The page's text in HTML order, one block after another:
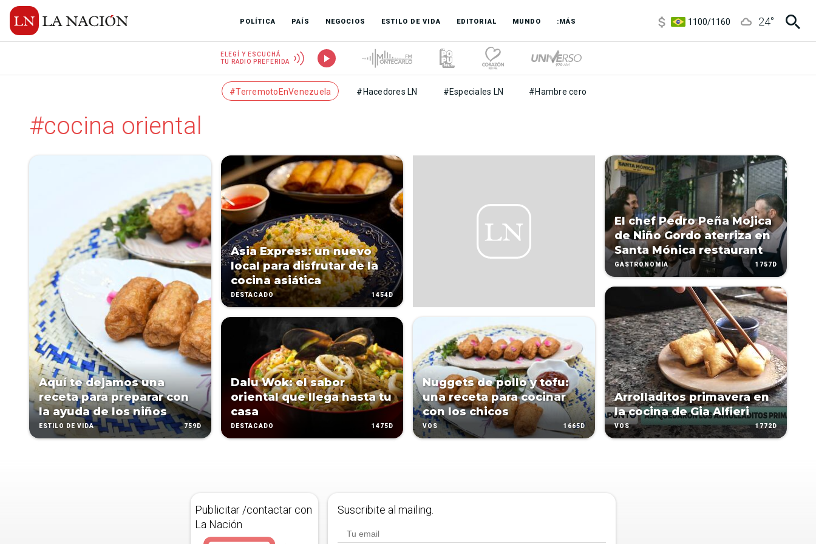
POLÍTICA PAÍS NEGOCIOS ESTILO DE VIDA EDITORIAL MUNDO :MÁS
1100/1160
24°
ELEGÍ Y ESCUCHÁ
TU RADIO PREFERIDA
#TerremotoEnVenezuela #Hacedores LN #Especiales LN #Hambre cero
#cocina oriental
Aquí te dejamos una
receta para preparar con
la ayuda de los niños
ESTILO DE VIDA 759D
Asia Express: un nuevo
local para disfrutar de la
cocina asiática
DESTACADO 1454D
Dalu Wok: el sabor
oriental que llega hasta tu
casa
DESTACADO 1475D
Nuggets de pollo y tofu:
una receta para cocinar
con los chicos
VOS 1665D
El chef Pedro Peña Mojica
de Niño Gordo aterriza en
Santa Mónica restaurant
GASTRONOMÍA 1757D
Arrolladitos primavera en
la cocina de Gia Alfieri
VOS 1772D
Publicitar /contactar con
La Nación
Suscribite al mailing.